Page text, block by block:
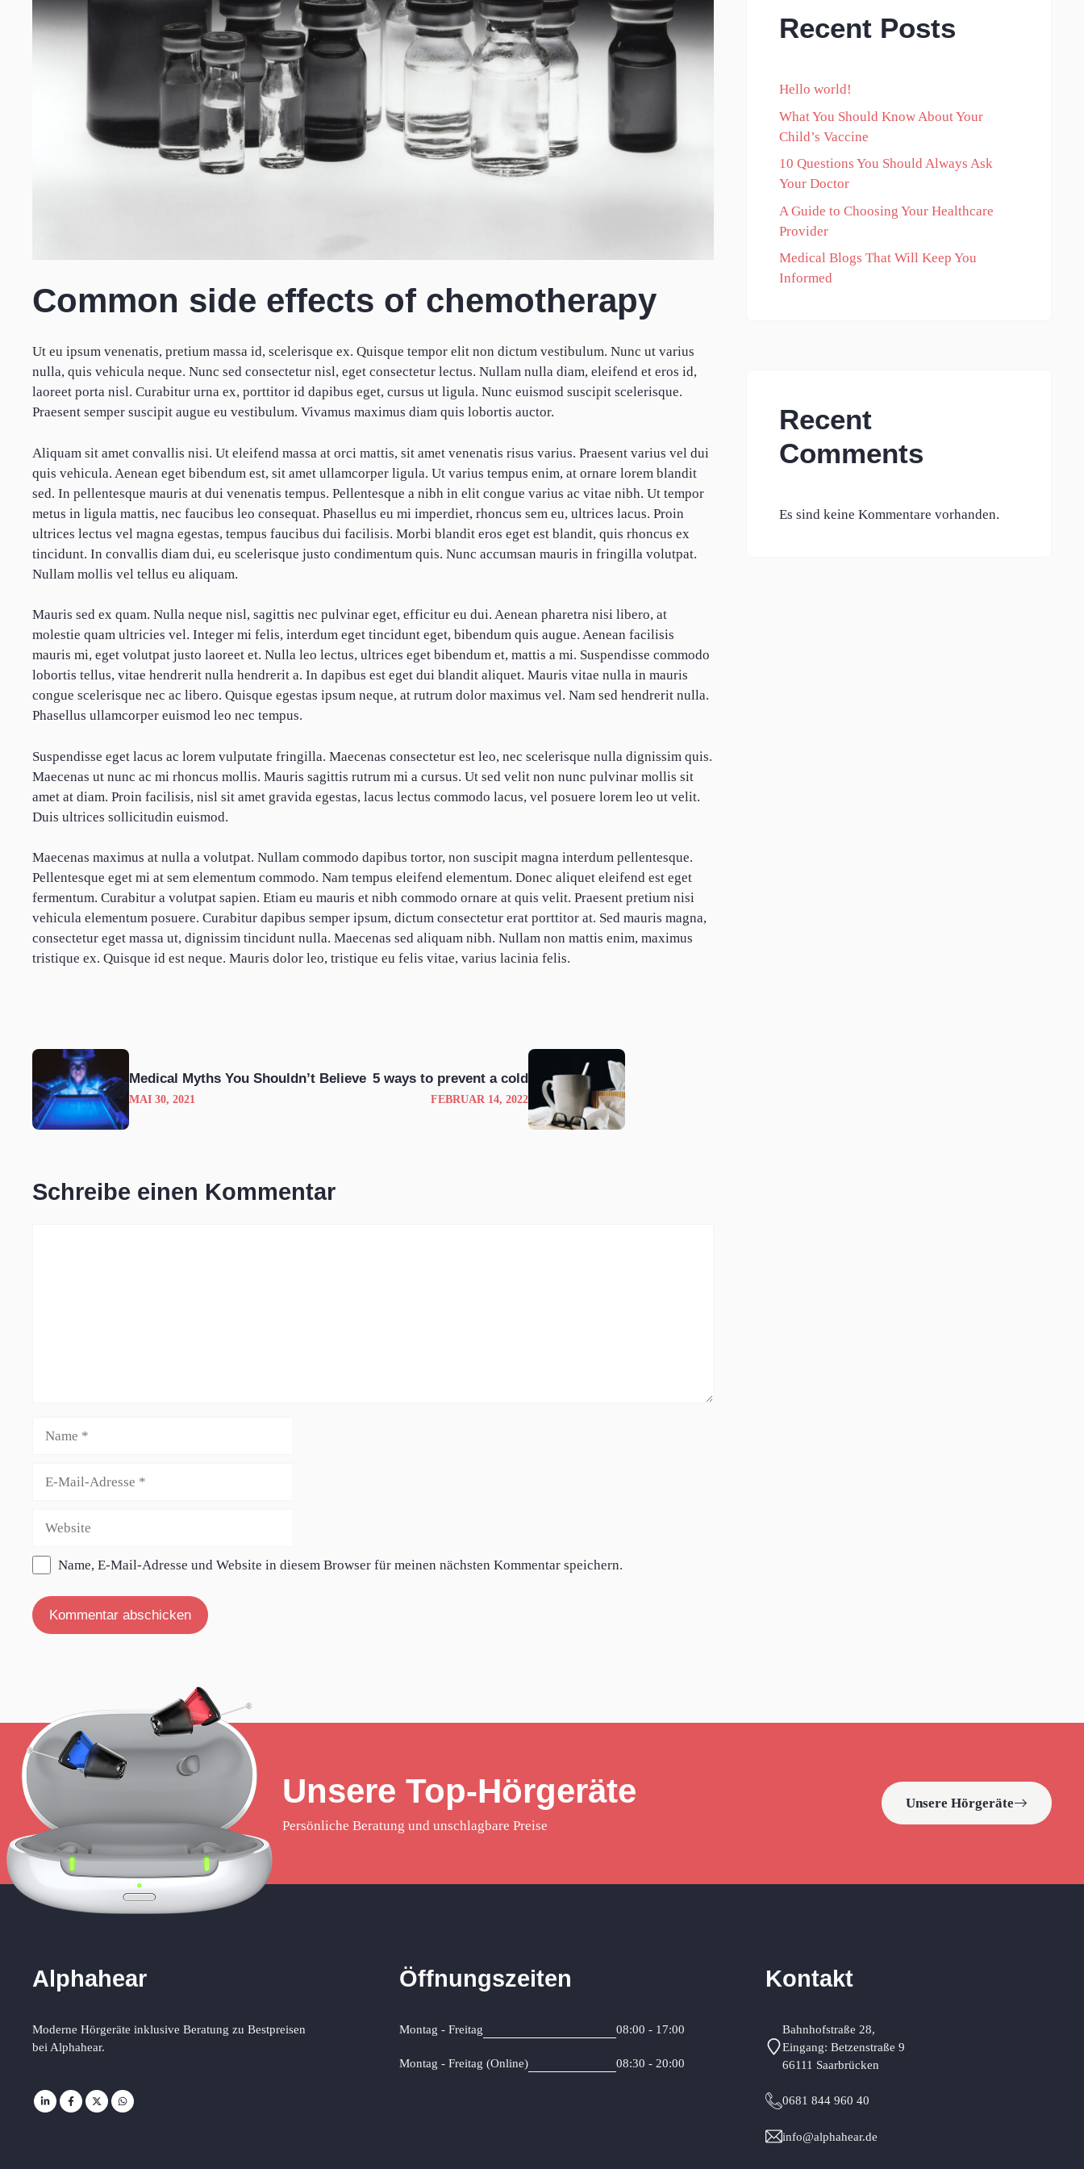
Common side effects of chemotherapy
Ut eu ipsum venenatis, pretium massa id, scelerisque ex. Quisque tempor elit non dictum vestibulum. Nunc ut varius
nulla, quis vehicula neque. Nunc sed consectetur nisl, eget consectetur lectus. Nullam nulla diam, eleifend et eros id,
laoreet porta nisl. Curabitur urna ex, porttitor id dapibus eget, cursus ut ligula. Nunc euismod suscipit scelerisque.
Praesent semper suscipit augue eu vestibulum. Vivamus maximus diam quis lobortis auctor.
Aliquam sit amet convallis nisi. Ut eleifend massa at orci mattis, sit amet venenatis risus varius. Praesent varius vel dui
quis vehicula. Aenean eget bibendum est, sit amet ullamcorper ligula. Ut varius tempus enim, at ornare lorem blandit
sed. In pellentesque mauris at dui venenatis tempus. Pellentesque a nibh in elit congue varius ac vitae nibh. Ut tempor
metus in ligula mattis, nec faucibus leo consequat. Phasellus eu mi imperdiet, rhoncus sem eu, ultrices lacus. Proin
ultrices lectus vel magna egestas, tempus faucibus dui facilisis. Morbi blandit eros eget est blandit, quis rhoncus ex
tincidunt. In convallis diam dui, eu scelerisque justo condimentum quis. Nunc accumsan mauris in fringilla volutpat.
Nullam mollis vel tellus eu aliquam.
Mauris sed ex quam. Nulla neque nisl, sagittis nec pulvinar eget, efficitur eu dui. Aenean pharetra nisi libero, at
molestie quam ultricies vel. Integer mi felis, interdum eget tincidunt eget, bibendum quis augue. Aenean facilisis
mauris mi, eget volutpat justo laoreet et. Nulla leo lectus, ultrices eget bibendum et, mattis a mi. Suspendisse commodo
lobortis tellus, vitae hendrerit nulla hendrerit a. In dapibus est eget dui blandit aliquet. Mauris vitae nulla in mauris
congue scelerisque nec ac libero. Quisque egestas ipsum neque, at rutrum dolor maximus vel. Nam sed hendrerit nulla.
Phasellus ullamcorper euismod leo nec tempus.
Suspendisse eget lacus ac lorem vulputate fringilla. Maecenas consectetur est leo, nec scelerisque nulla dignissim quis.
Maecenas ut nunc ac mi rhoncus mollis. Mauris sagittis rutrum mi a cursus. Ut sed velit non nunc pulvinar mollis sit
amet at diam. Proin facilisis, nisl sit amet gravida egestas, lacus lectus commodo lacus, vel posuere lorem leo ut velit.
Duis ultrices sollicitudin euismod.
Maecenas maximus at nulla a volutpat. Nullam commodo dapibus tortor, non suscipit magna interdum pellentesque.
Pellentesque eget mi at sem elementum commodo. Nam tempus eleifend elementum. Donec aliquet eleifend est eget
fermentum. Curabitur a volutpat sapien. Etiam eu mauris et nibh commodo ornare at quis velit. Praesent pretium nisi
vehicula elementum posuere. Curabitur dapibus semper ipsum, dictum consectetur erat porttitor at. Sed mauris magna,
consectetur eget massa ut, dignissim tincidunt nulla. Maecenas sed aliquam nibh. Nullam non mattis enim, maximus
tristique ex. Quisque id est neque. Mauris dolor leo, tristique eu felis vitae, varius lacinia felis.
Medical Myths You Shouldn’t Believe
MAI 30, 2021
5 ways to prevent a cold
FEBRUAR 14, 2022
Schreibe einen Kommentar
Name, E-Mail-Adresse und Website in diesem Browser für meinen nächsten Kommentar speichern.
Recent Posts
Hello world!
What You Should Know About Your
Child’s Vaccine
10 Questions You Should Always Ask
Your Doctor
A Guide to Choosing Your Healthcare
Provider
Medical Blogs That Will Keep You
Informed
Recent
Comments
Es sind keine Kommentare vorhanden.
Unsere Top-Hörgeräte
Persönliche Beratung und unschlagbare Preise
Unsere Hörgeräte
Alphahear
Moderne Hörgeräte inklusive Beratung zu Bestpreisen
bei Alphahear.
Öffnungszeiten
Montag - Freitag 08:00 - 17:00
Montag - Freitag (Online) 08:30 - 20:00
Kontakt
Bahnhofstraße 28,
Eingang: Betzenstraße 9
66111 Saarbrücken
0681 844 960 40
info@alphahear.de